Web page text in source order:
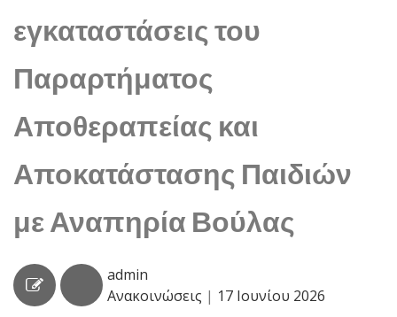
εγκαταστάσεις του
Παραρτήματος
Αποθεραπείας και
Αποκατάστασης Παιδιών
με Αναπηρία Βούλας
admin
Ανακοινώσεις | 17 Ιουνίου 2026